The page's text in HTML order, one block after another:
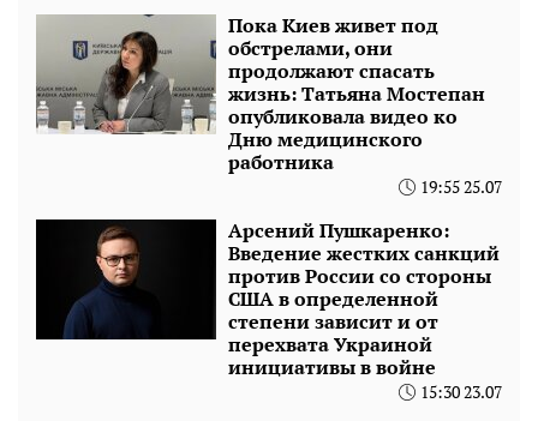
Пока Киев живет под
обстрелами, они
продолжают спасать
жизнь: Татьяна Мостепан
опубликовала видео ко
Дню медицинского
работника
19:55 25.07
Арсений Пушкаренко:
Введение жестких санкций
против России со стороны
США в определенной
степени зависит и от
перехвата Украиной
инициативы в войне
15:30 23.07